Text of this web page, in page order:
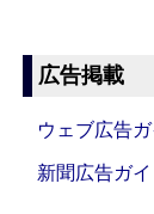
広告掲載
ウェブ広告
新聞広告ガイ